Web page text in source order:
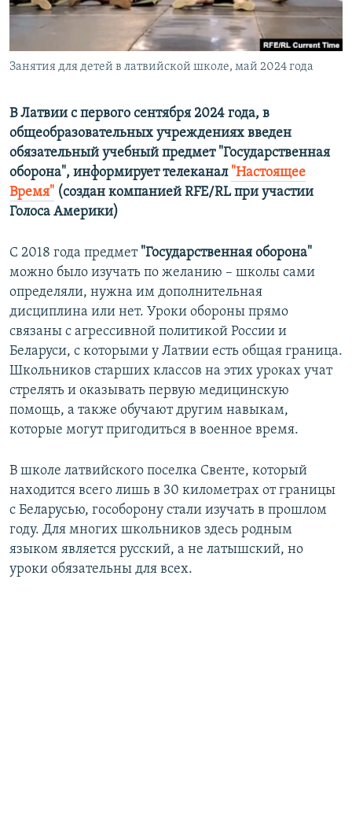
Все сайты RFE/RL
Занятия для детей в латвийской школе, май 2024 года
В Латвии с первого сентября 2024 года, в
общеобразовательных учреждениях введен
обязательный учебный предмет "Государственная
оборона", информирует телеканал "Настоящее
Время" (создан компанией RFE/RL при участии
Голоса Америки)
С 2018 года предмет "Государственная оборона"
можно было изучать по желанию – школы сами
определяли, нужна им дополнительная
дисциплина или нет. Уроки обороны прямо
связаны с агрессивной политикой России и
Беларуси, с которыми у Латвии есть общая граница.
Школьников старших классов на этих уроках учат
стрелять и оказывать первую медицинскую
помощь, а также обучают другим навыкам,
которые могут пригодиться в военное время.
В школе латвийского поселка Свенте, который
находится всего лишь в 30 километрах от границы
с Беларусью, гособорону стали изучать в прошлом
году. Для многих школьников здесь родным
языком является русский, а не латышский, но
уроки обязательны для всех.